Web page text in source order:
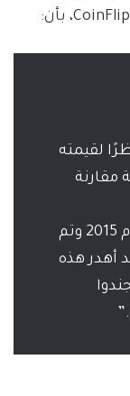
لقيمته
مقارنة
“كما، تم تأسيس المشروع في عام 2015 وتم
ذلك فقد أهدر هذه